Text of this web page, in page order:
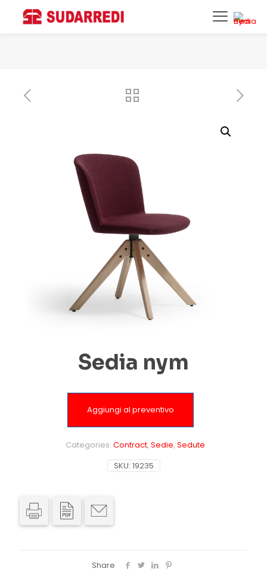
Sedia nym
Aggiungi al preventivo
SKU: 19235
Categories: Contract, Sedie, Sedute
Share